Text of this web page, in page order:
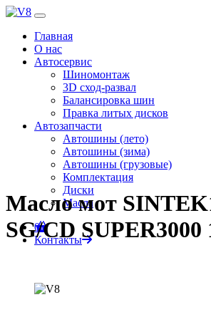
Главная
О нас
Автосервис
Шиномонтаж
3D сход-развал
Балансировка шин
Правка литых дисков
Автозапчасти
Автошины (лето)
Автошины (зима)
Автошины (грузовые)
Комплектация
Диски
Масла
0
Контакты
Масло мот
SG/CD SUPER3000